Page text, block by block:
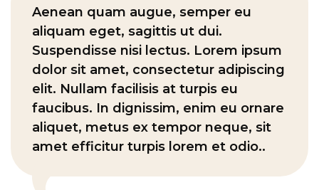
Aenean quam augue, semper eu
aliquam eget, sagittis ut dui.
Suspendisse nisi lectus. Lorem ipsum
dolor sit amet, consectetur adipiscing
elit. Nullam facilisis at turpis eu
faucibus. In dignissim, enim eu ornare
aliquet, metus ex tempor neque, sit
amet efficitur turpis lorem et odio..